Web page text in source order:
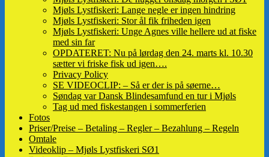
Mjøls Lystfiskeri: Lange negle er ingen hindring
Mjøls Lystfiskeri: Stor ål fik friheden igen
Mjøls Lystfiskeri: Unge Agnes ville hellere ud at fiske
med sin far
OPDATERET: Nu på lørdag den 24. marts kl. 10.30
sætter vi friske fisk ud igen….
Privacy Policy
SE VIDEOCLIP: – Så er der is på søerne…
Søndag var Dansk Blindesamfund en tur i Mjøls
Tag ud med fiskestangen i sommerferien
Fotos
Priser/Preise – Betaling – Regler – Bezahlung – Regeln
Omtale
Videoklip – Mjøls Lystfiskeri SØ1